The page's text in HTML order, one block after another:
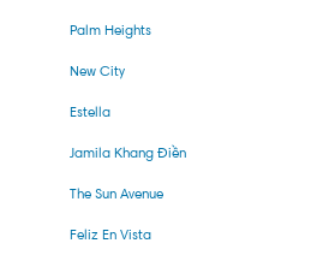
Palm Heights
New City
Estella
Jamila Khang Điền
The Sun Avenue
Feliz En Vista